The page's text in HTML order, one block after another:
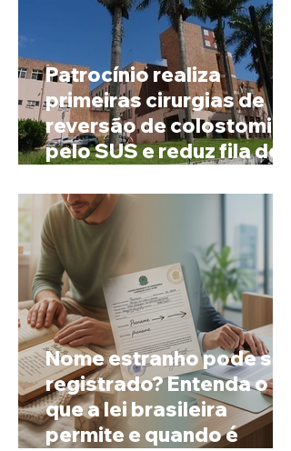
Patrocínio realiza
primeiras cirurgias de
reversão de colostomia
pelo SUS e reduz fila de
Nome estranho pode ser
registrado? Entenda o
que a lei brasileira
permite e quando é